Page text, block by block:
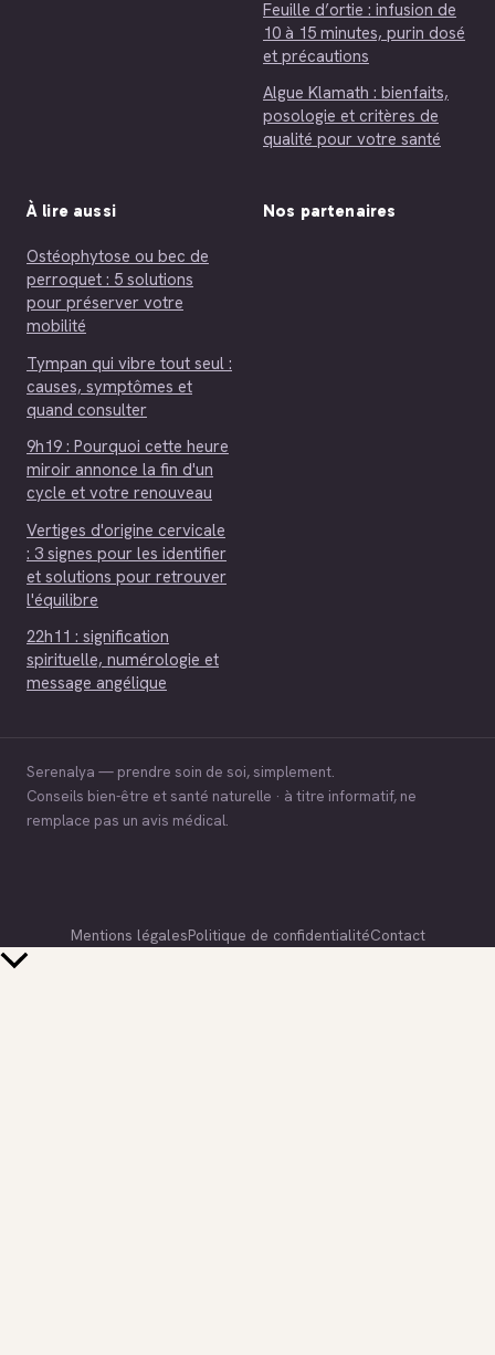
Feuille d’ortie : infusion de
10 à 15 minutes, purin dosé
et précautions
Algue Klamath : bienfaits,
posologie et critères de
qualité pour votre santé
À lire aussi
Ostéophytose ou bec de
perroquet : 5 solutions
pour préserver votre
mobilité
Tympan qui vibre tout seul :
causes, symptômes et
quand consulter
9h19 : Pourquoi cette heure
miroir annonce la fin d'un
cycle et votre renouveau
Vertiges d'origine cervicale
: 3 signes pour les identifier
et solutions pour retrouver
l'équilibre
22h11 : signification
spirituelle, numérologie et
message angélique
Nos partenaires
Serenalya — prendre soin de soi, simplement.
Conseils bien-être et santé naturelle · à titre informatif, ne
remplace pas un avis médical.
Mentions légalesPolitique de confidentialitéContact